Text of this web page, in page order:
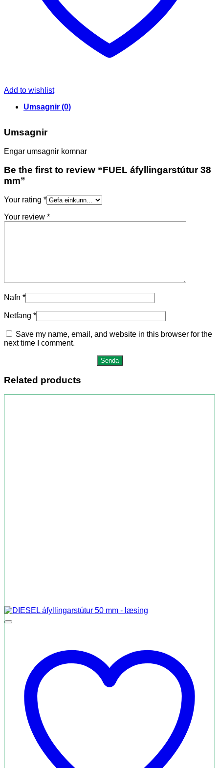
Add to wishlist
Umsagnir (0)
Umsagnir
Engar umsagnir komnar
Be the first to review “FUEL áfyllingarstútur 38
mm”
Your rating *
Your review *
Nafn *
Netfang *
Save my name, email, and website in this browser for the
next time I comment.
Related products